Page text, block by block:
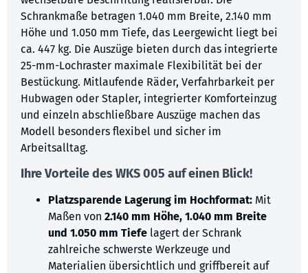
Schrankmaße betragen 1.040 mm Breite, 2.140 mm
Höhe und 1.050 mm Tiefe, das Leergewicht liegt bei
ca. 447 kg. Die Auszüge bieten durch das integrierte
25-mm-Lochraster maximale Flexibilität bei der
Bestückung. Mitlaufende Räder, Verfahrbarkeit per
Hubwagen oder Stapler, integrierter Komforteinzug
und einzeln abschließbare Auszüge machen das
Modell besonders flexibel und sicher im
Arbeitsalltag.
Ihre Vorteile des WKS 005 auf einen Blick!
Platzsparende Lagerung im Hochformat: Mit
Maßen von 2.140 mm Höhe, 1.040 mm Breite
und 1.050 mm Tiefe lagert der Schrank
zahlreiche schwerste Werkzeuge und
Materialien übersichtlich und griffbereit auf